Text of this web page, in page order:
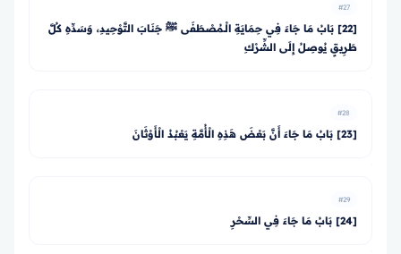
#27
[22] بَابُ مَا جَاءَ فِي حِمَايَةِ الْـمُصْطَفَى ﷺ جَنَابَ التَّوْحِيدِ، وَسَدِّهِ كُلَّ
طَرِيقٍ يُوصِلُ إِلَى الشِّرْكِ
#28
[23] بَابُ مَا جَاءَ أَنَّ بَعْضَ هَذِهِ الْأُمَّةِ يَعْبُدُ الْأَوْثَانَ
#29
[24] بَابُ مَا جَاءَ فِي السِّحْرِ